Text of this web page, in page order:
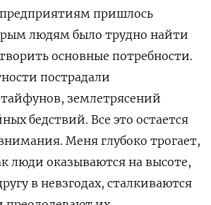
пришлось
людям было трудно найти
основные потребности.
пострадали
землетрясений
бедствий. Все это остается
Меня глубоко трогает,
люди оказываются на высоте,
в невзгодах, сталкиваются